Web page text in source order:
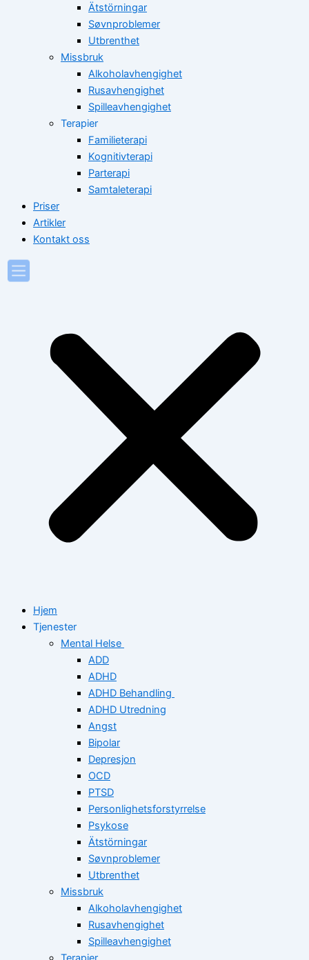
Ätstörningar
Søvnproblemer
Utbrenthet
Missbruk
Alkoholavhengighet
Rusavhengighet
Spilleavhengighet
Terapier
Familieterapi
Kognitivterapi
Parterapi
Samtaleterapi
Priser
Artikler
Kontakt oss
Hjem
Tjenester
Mental Helse
ADD
ADHD
ADHD Behandling
ADHD Utredning
Angst
Bipolar
Depresjon
OCD
PTSD
Personlighetsforstyrrelse
Psykose
Ätstörningar
Søvnproblemer
Utbrenthet
Missbruk
Alkoholavhengighet
Rusavhengighet
Spilleavhengighet